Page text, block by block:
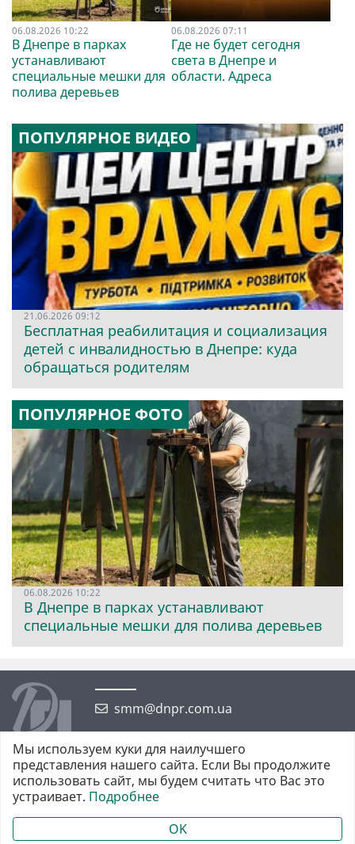
06.08.2026 10:22
В Днепре в парках
устанавливают
специальные мешки для
полива деревьев
06.08.2026 07:11
Где не будет сегодня
света в Днепре и
области. Адреса
ПОПУЛЯРНОЕ ВИДЕО
21.06.2026 09:12
Бесплатная реабилитация и социализация
детей с инвалидностью в Днепре: куда
обращаться родителям
ПОПУЛЯРНОЕ ФОТО
06.08.2026 10:22
В Днепре в парках устанавливают
специальные мешки для полива деревьев
smm@dnpr.com.ua
©2026 https://dnpr.com.ua Дніпровська порадниця
Всі права захищені. При повному або частковому використанні
матеріалів обов'язкове активне гіперпосилання у першому абзаці.
Мы используем куки для наилучшего
представления нашего сайта. Если Вы продолжите
использовать сайт, мы будем считать что Вас это
устраивает. Подробнее
OK